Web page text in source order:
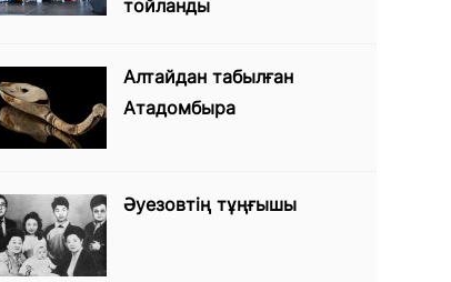
тойланды
Алтайдан табылған
Атадомбыра
Әуезовтің тұңғышы